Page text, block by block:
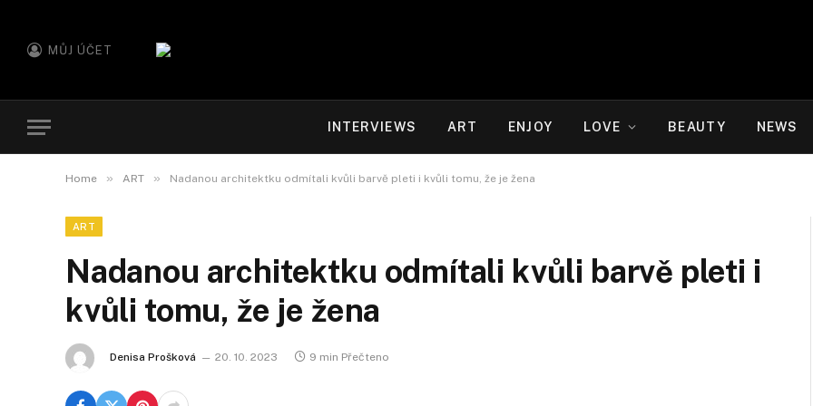
MŮJ ÚČET
INTERVIEWS ART ENJOY LOVE BEAUTY NEWS
Home » ART » Nadanou architektku odmítali kvůli barvě pleti i kvůli tomu, že je žena
ART
Nadanou architektku odmítali kvůli barvě pleti i
kvůli tomu, že je žena
Denisa Prošková 20. 10. 2023 9 min Přečteno